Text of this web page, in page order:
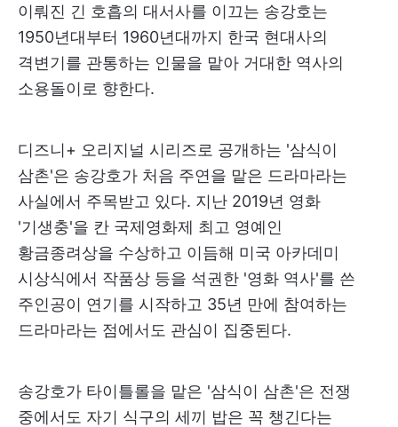
이뤄진 긴 호흡의 대서사를 이끄는 송강호는
1950년대부터 1960년대까지 한국 현대사의
격변기를 관통하는 인물을 맡아 거대한 역사의
소용돌이로 향한다.
디즈니+ 오리지널 시리즈로 공개하는 '삼식이
삼촌'은 송강호가 처음 주연을 맡은 드라마라는
사실에서 주목받고 있다. 지난 2019년 영화
'기생충'을 칸 국제영화제 최고 영예인
황금종려상을 수상하고 이듬해 미국 아카데미
시상식에서 작품상 등을 석권한 '영화 역사'를 쓴
주인공이 연기를 시작하고 35년 만에 참여하는
드라마라는 점에서도 관심이 집중된다.
송강호가 타이틀롤을 맡은 '삼식이 삼촌'은 전쟁
중에서도 자기 식구의 세끼 밥은 꼭 챙긴다는